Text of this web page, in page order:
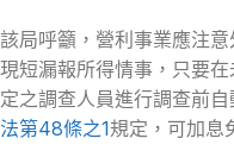
該局呼籲，營利事業應注
現短漏報所得情事，只要
定之調查人員進行調查前
法第48條之1規定，可加息